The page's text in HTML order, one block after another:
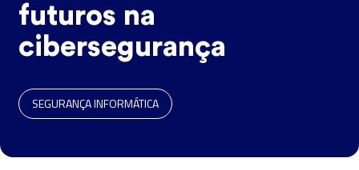
futuros na
cibersegurança
SEGURANÇA INFORMÁTICA